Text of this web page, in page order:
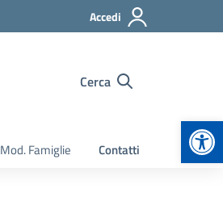
Accedi
Cerca
Mod. Famiglie Contatti